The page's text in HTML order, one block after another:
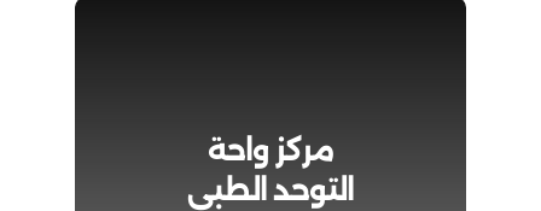
مركز واحة
التوحد الطبي